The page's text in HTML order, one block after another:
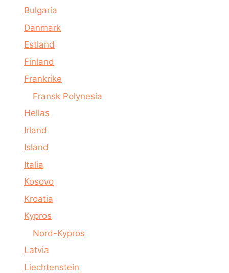
Bulgaria
Danmark
Estland
Finland
Frankrike
Fransk Polynesia
Hellas
Irland
Island
Italia
Kosovo
Kroatia
Kypros
Nord-Kypros
Latvia
Liechtenstein